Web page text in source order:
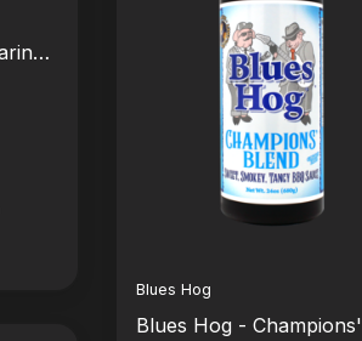
Blues Hog
Blues Hog - Champions'
Pekel, Shakers & Marinades